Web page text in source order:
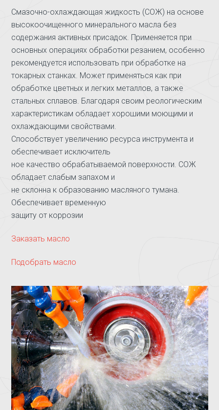
Смазочно-охлаждающая жидкость (СОЖ) на основе
высокоочищенного минерального масла без
содержания активных присадок. Применяется при
основных операциях обработки резанием, особенно
рекомендуется использовать при обработке на
токарных станках. Может применяться как при
обработке цветных и легких металлов, а также
стальных сплавов. Благодаря своим реологическим
характеристикам обладает хорошими моющими и
охлаждающими свойствами.
Способствует увеличению ресурса инструмента и
обеспечивает исключитель
ное качество обрабатываемой поверхности. СОЖ
обладает слабым запахом и
не склонна к образованию масляного тумана.
Обеспечивает временную
защиту от коррозии
Заказать масло
Подобрать масло